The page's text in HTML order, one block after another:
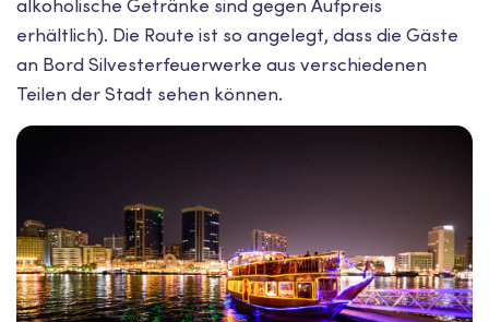
alkoholische Getränke sind gegen Aufpreis
erhältlich). Die Route ist so angelegt, dass die Gäste
an Bord Silvesterfeuerwerke aus verschiedenen
Teilen der Stadt sehen können.